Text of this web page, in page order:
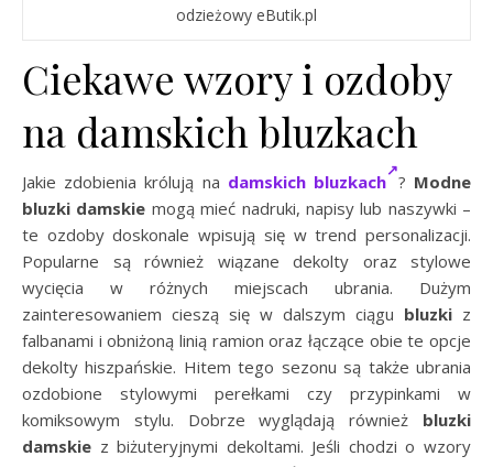
odzieżowy eButik.pl
Ciekawe wzory i ozdoby
na damskich bluzkach
Jakie zdobienia królują na damskich bluzkach ? Modne
bluzki damskie mogą mieć nadruki, napisy lub naszywki –
te ozdoby doskonale wpisują się w trend personalizacji.
Popularne są również wiązane dekolty oraz stylowe
wycięcia w różnych miejscach ubrania. Dużym
zainteresowaniem cieszą się w dalszym ciągu bluzki z
falbanami i obniżoną linią ramion oraz łączące obie te opcje
dekolty hiszpańskie. Hitem tego sezonu są także ubrania
ozdobione stylowymi perełkami czy przypinkami w
komiksowym stylu. Dobrze wyglądają również bluzki
damskie z biżuteryjnymi dekoltami. Jeśli chodzi o wzory